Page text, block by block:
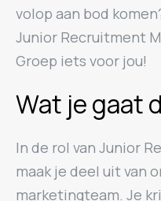
volop aan bod
Junior Recruitment
Groep iets voor jou!
Wat je gaat
In de rol van Junior
maak je deel uit van
marketingteam. Je